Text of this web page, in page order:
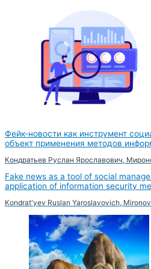
Фейк-новости как инструмент
объект применения методов
Кондратьев Руслан Ярославович,
Fake news as a tool of social
application of information security
Kondrat'yev Ruslan Yaroslavovich,